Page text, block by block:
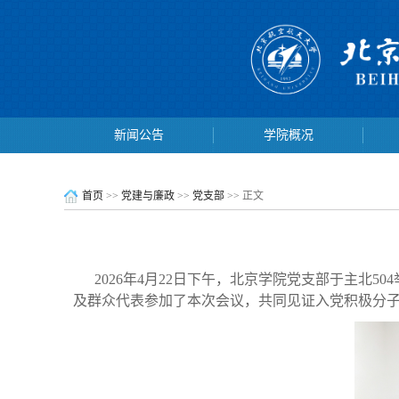
新闻公告 学院概况
首页 >> 党建与廉政 >> 党支部 >> 正文
2026年4月22日下午，北京学院党支部于主北504
及群众代表参加了本次会议，共同见证入党积极分